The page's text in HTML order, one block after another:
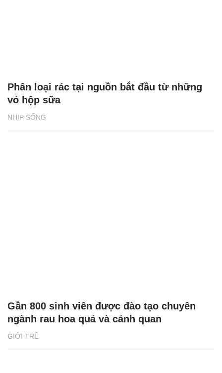
NHỊP SỐNG
Phân loại rác tại nguồn bắt đầu từ những
vỏ hộp sữa
GIỚI TRẺ
Gần 800 sinh viên được đào tạo chuyên
ngành rau hoa quả và cảnh quan